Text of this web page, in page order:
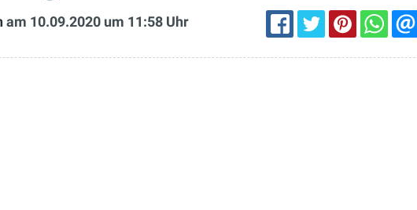
am 10.09.2020 um 11:58 Uhr